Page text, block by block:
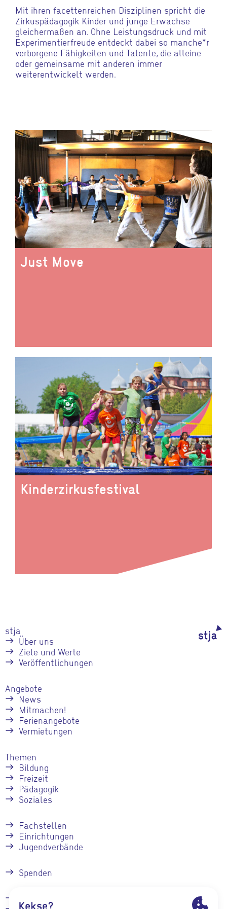
Mit ihren facettenreichen Disziplinen spricht die
Zirkuspädagogik Kinder und junge Erwachse
gleichermaßen an. Ohne Leistungsdruck und mit
Experimentierfreude entdeckt dabei so manche*r
verborgene Fähigkeiten und Talente, die alleine
oder gemeinsame mit anderen immer
weiterentwickelt werden.
Just Move
Kinderzirkusfestival
stja
Über uns
Ziele und Werte
Veröffentlichungen
Angebote
News
Mitmachen!
Ferienangebote
Vermietungen
Themen
Bildung
Freizeit
Pädagogik
Soziales
Fachstellen
Einrichtungen
Jugendverbände
Spenden